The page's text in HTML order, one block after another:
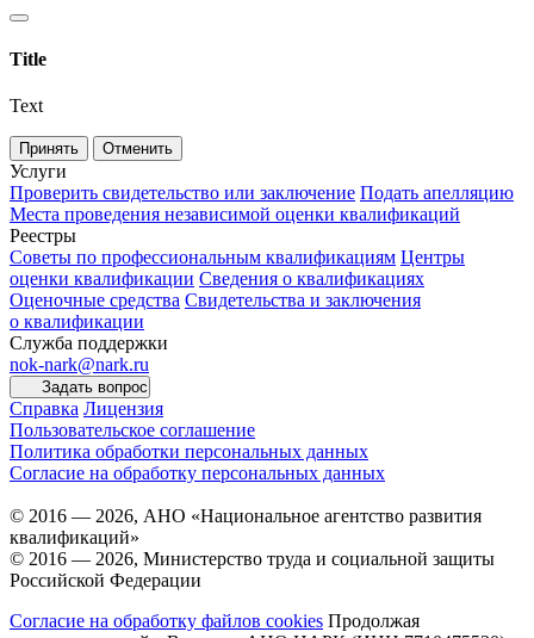
Title
Text
Принять Отменить
Услуги
Проверить свидетельство или заключение Подать апелляцию
Места проведения независимой оценки квалификаций
Реестры
Советы по профессиональным квалификациям Центры
оценки квалификации Сведения о квалификациях
Оценочные средства Свидетельства и заключения
о квалификации
Служба поддержки
nok-nark@nark.ru
Задать вопрос
Справка Лицензия
Пользовательское соглашение
Политика обработки персональных данных
Согласие на обработку персональных данных
© 2016 — 2026, АНО «Национальное агентство развития
квалификаций»
© 2016 — 2026, Министерство труда и социальной защиты
Российской Федерации
Согласие на обработку файлов cookies Продолжая